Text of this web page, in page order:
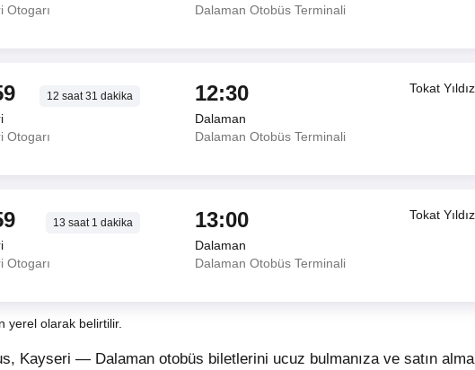
Otogarı
Dalaman Otobüs Terminali
12 saat31 dakika
Otogarı
12:30
Dalaman
Dalaman Otobüs Terminali
Tokat
13 saat1 dakika
Otogarı
13:00
Dalaman
Dalaman Otobüs Terminali
Tokat
yerel olarak belirtilir.
Kayseri — Dalaman otobüs biletlerini ucuz bulmanıza ve satın